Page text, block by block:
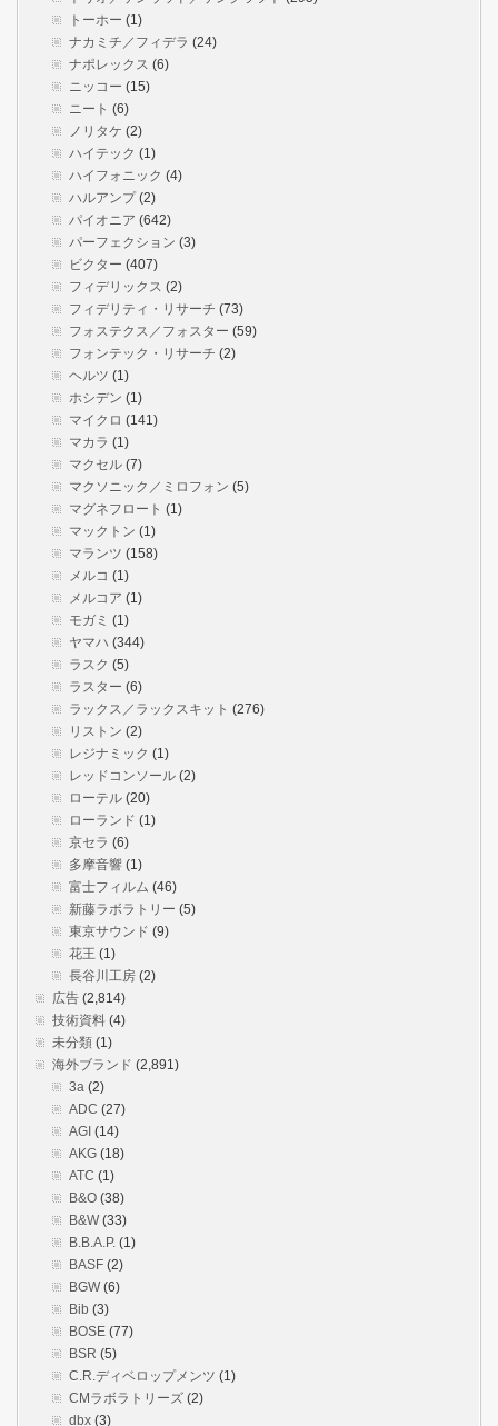
トーホー (1)
ナカミチ／フィデラ (24)
ナポレックス (6)
ニッコー (15)
ニート (6)
ノリタケ (2)
ハイテック (1)
ハイフォニック (4)
ハルアンプ(2)
パイオニア (642)
パーフェクション (3)
ビクター (407)
フィデリックス (2)
フィデリティ・リサーチ (73)
フォステクス／フォスター (59)
フォンテック・リサーチ (2)
ヘルツ (1)
ホシデン (1)
マイクロ (141)
マカラ (1)
マクセル (7)
マクソニック／ミロフォン (5)
マグネフロート (1)
マックトン (1)
マランツ (158)
メルコ (1)
メルコア (1)
モガミ (1)
ヤマハ (344)
ラスク (5)
ラスター (6)
ラックス／ラックスキット (276)
リストン (2)
レジナミック (1)
レッドコンソール (2)
ローテル (20)
ローランド (1)
京セラ (6)
多摩音響 (1)
富士フィルム (46)
新藤ラボラトリー (5)
東京サウンド (9)
花王 (1)
長谷川工房 (2)
広告 (2,814)
技術資料 (4)
未分類 (1)
海外ブランド (2,891)
3a (2)
ADC (27)
AGI (14)
AKG (18)
ATC (1)
B&O (38)
B&W(33)
B.B.A.P. (1)
BASF (2)
BGW(6)
Bib (3)
BOSE (77)
BSR (5)
C.R.ディベロップメンツ (1)
CMラボラトリーズ (2)
dbx (3)